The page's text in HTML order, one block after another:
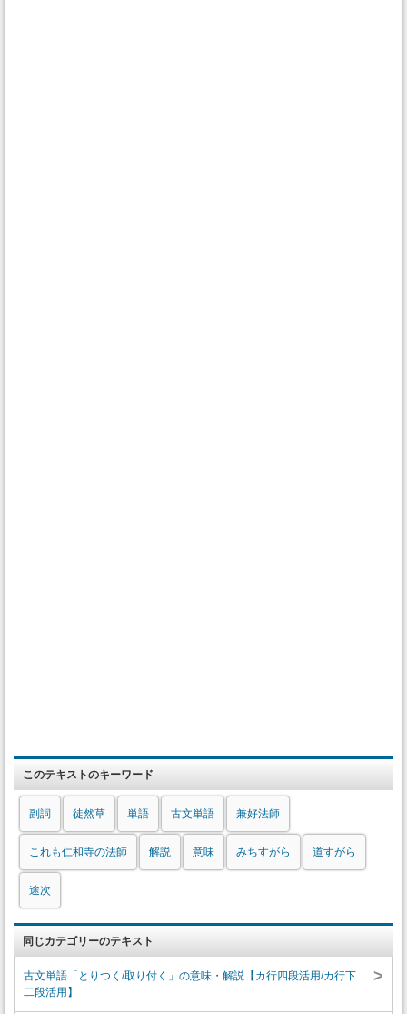
このテキストのキーワード
副詞 徒然草 単語 古文単語 兼好法師
これも仁和寺の法師 解説 意味 みちすがら 道すがら
途次
同じカテゴリーのテキスト
古文単語「とりつく/取り付く」の意味・解説【カ行四段活用/カ行下
二段活用】
>